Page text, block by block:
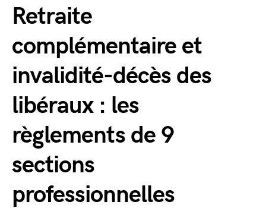
Retraite
complémentaire et
invalidité-décès des
libéraux : les
règlements de 9
sections
professionnelles